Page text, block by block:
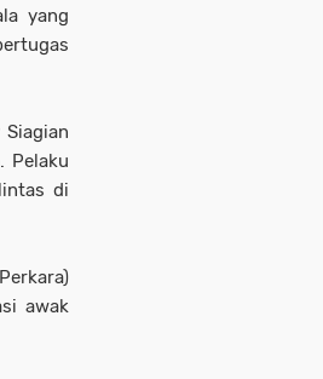
yang
Pelaku
di
awak